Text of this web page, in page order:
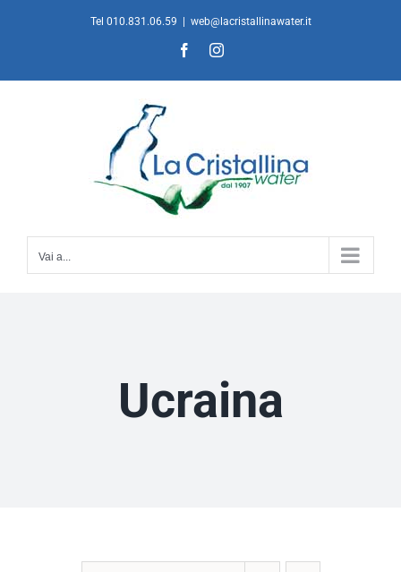
Tel 010.831.06.59 web@lacristallinawater.it
FacebookInstagram
Vai a...
Ucraina